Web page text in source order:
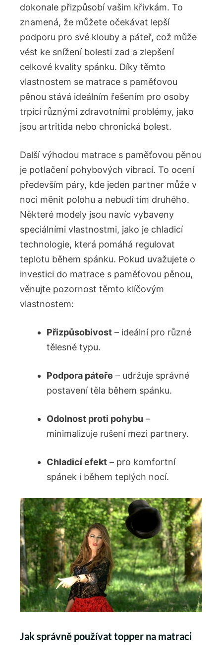
dokonale přizpůsobí vašim křivkám. To
znamená, že můžete očekávat lepší
podporu pro své klouby a páteř, což může
vést ke snížení bolesti zad a zlepšení
celkové kvality spánku. Díky těmto
vlastnostem se matrace s paměťovou
pěnou stává ideálním řešením pro osoby
trpící různými zdravotními problémy, jako
jsou artritida nebo chronická bolest.
Další výhodou matrace s paměťovou pěnou
je potlačení pohybových vibrací. To ocení
především páry, kde jeden partner může v
noci měnit polohu a nebudí tím druhého.
Některé modely jsou navíc vybaveny
speciálními vlastnostmi, jako je chladicí
technologie, která pomáhá regulovat
teplotu během spánku. Pokud uvažujete o
investici do matrace s paměťovou pěnou,
věnujte pozornost těmto klíčovým
vlastnostem:
Přizpůsobivost – ideální pro různé
tělesné typu.
Podpora páteře – udržuje správné
postavení těla během spánku.
Odolnost proti pohybu –
minimalizuje rušení mezi partnery.
Chladicí efekt – pro komfortní
spánek i během teplých nocí.
Jak správně používat topper na matraci